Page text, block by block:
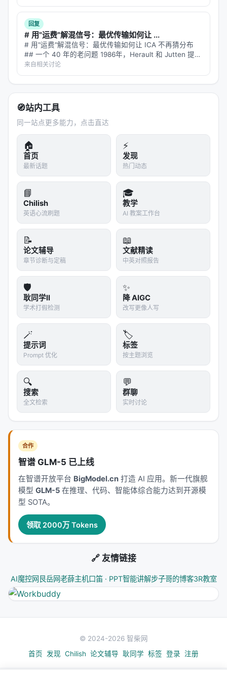
听起来很厉害——这是一个需要查询…
回复
# 用"运费"解混信号：最优传输如何让 ...
# 用"运费"解混信号：最优传输如何让 ICA 不再猜分布
## 一个 40 年的老问题 1986年，Herault 和 Jutten 提出
了独立成分分析（ICA）——给定一组混合信号，能不能
把它们拆回独立的源信号？ 经典场景是鸡尾酒会问…
来自相关讨论
🧭站内工具
同一站点更多能力，点击直达
🏠
首页
最新话题
⚡
发现
热门动态
📘
Chilish
英语心流刷题
🎓
教学
AI 教案工作台
📝
论文辅导
章节诊断与定稿
📖
文献精读
中英对照报告
🛡️
耿同学II
学术打假检测
✨
降 AIGC
改写更像人写
🪄
提示词
Prompt 优化
🏷️
标签
按主题浏览
🔍
搜索
全文检索
💬
群聊
实时讨论
合作
智谱 GLM-5 已上线
在智谱开放平台 BigModel.cn 打造 AI 应用。新一代旗舰
模型 GLM-5 在推理、代码、智能体综合能力达到开源模
型 SOTA。
领取 2000万 Tokens
🔗 友情链接
AI魔控网 艮岳网老薛主机口笛 · PPT智能讲解步子哥的博客3R教室
© 2024-2026 智柴网
首页
发现 Chilish 论文辅导 耿同学 标签 登录 注册